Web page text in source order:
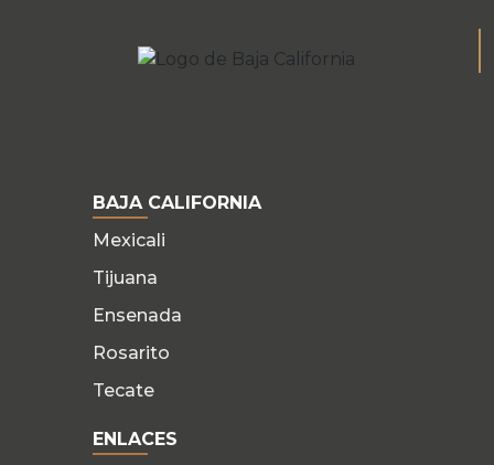
BAJA CALIFORNIA
Mexicali
Tijuana
Ensenada
Rosarito
Tecate
ENLACES